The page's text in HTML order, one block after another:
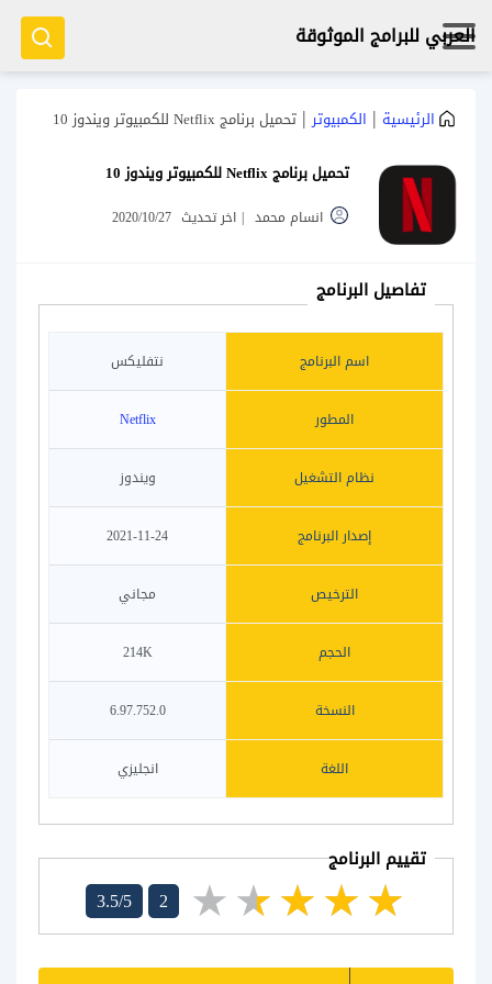
العربي للبرامج الموثوقة
الرئيسية | الكمبيوتر | تحميل برنامج Netflix للكمبيوتر ويندوز 10
تحميل برنامج Netflix للكمبيوتر ويندوز 10
انسام محمد | اخر تحديث 2020/10/27
تفاصيل البرنامج
اسم البرنامج نتفليكس
المطور Netflix
نظام التشغيل ويندوز
إصدار البرنامج 2021-11-24
الترخيص مجاني
الحجم 214K
النسخة 6.97.752.0
اللغة انجليزي
تقييم البرنامج
3.5/5 2